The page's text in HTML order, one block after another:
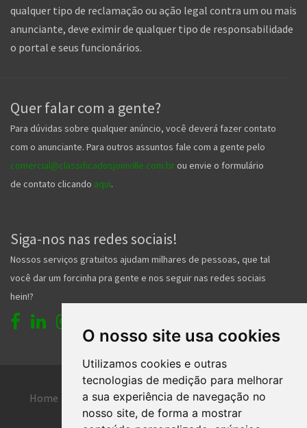
O nosso site usa cookies
Utilizamos cookies e outras
tecnologias de medição para melhorar
a sua experiência de navegação no
nosso site, de forma a mostrar
qualquer tipo de reclamação ou ação legal contra um ou mais
anunciante, deve eximir de qualquer tipo de responsabilidade
o portal e seus funcionários.
Quer falar com a gente?
Para dúvidas sobre qualquer anúncio, você deverá fazer contato
com o anunciante. Para outros assuntos fale com a gente pelo
comercial@classificadosjoinville.com.br ou envie o formulário
de contato clicando aqui.
Siga-nos nas redes sociais!
Nossos serviços gratuitos ajudam milhares de pessoas, que tal
você dar um forcinha pra gente e nos seguir nas redes sociais
hein!?
Home Entrar Faça seu cadastro